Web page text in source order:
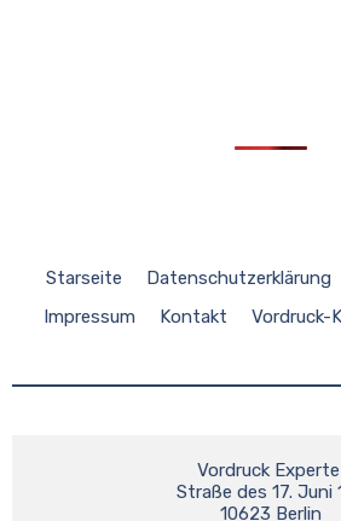
Starseite Datenschutzerklärung
Impressum
Kontakt Vordruck-
Vordruck Experte
Straße des 17. Juni
10623 Berlin